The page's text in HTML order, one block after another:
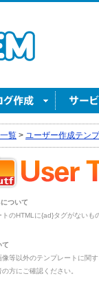
覧 > ユーザー作成テン
ついて
のHTMLに{ad}タグがない
て
等以外のテンプレートに関
方にご確認ください。